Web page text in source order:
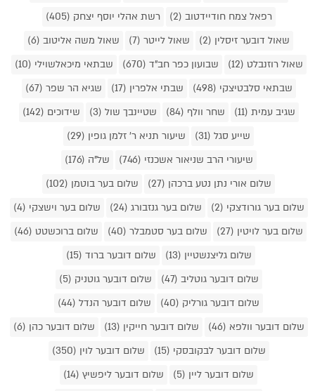
רפאל צמח חודיידטוב (2)
רשת אהלי יוסף יצחק (405)
שאול דובער זיסלין (2)
שאול לייטר (7)
שאול משה אליטוב (6)
שאול רוזנבלט (12)
שבועון כפר חב"ד (670)
שבתאי מיכאלשוילי (10)
שבתאי סלבטיצקי (498)
שבתי אלפרין (17)
שגיא הר שפר (67)
שגיב עמית (11)
שחר וולף (84) שטיינבך שול (3)
שידוכים (142)
שייע סגל (31)
שיעור תניא ר' זלמן גופין (29)
שיעורי הרב שניאור אשכנזי (746)
של"ה (176)
שלום אורי נתן נטע ברכהן (27)
שלום בער בוטמן (102)
שלום בער גורודצקי (2)
שלום בער גנזבורג (24)
שלום בער וישצקי (4)
שלום בער לויטין (27)
שלום בער סטמבלר (40)
שלום ברוכשטט (46)
שלום גליצנשטיין (13)
שלום דובער ברוד (15)
שלום דובער גוטליב (47)
שלום דובער גוטניק (5)
שלום דובער גורליק (40)
שלום דובער הנדל (44)
שלום דובער וולפא (46)
שלום דובער חייקין (13)
שלום דובער כהן (6)
שלום דובער לבקובסקי (15)
שלום דובער לוין (350)
שלום דובער ליין (5)
שלום דובער ליפשיץ (14)